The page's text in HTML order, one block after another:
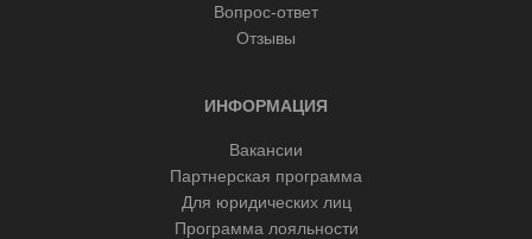
Вопрос-ответ
Отзывы
ИНФОРМАЦИЯ
Вакансии
Партнерская программа
Для юридических лиц
Программа лояльности